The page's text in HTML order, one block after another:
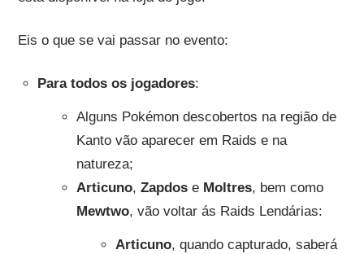
Eis o que se vai passar no evento:
Para todos os jogadores:
Alguns Pokémon descobertos na região de
Kanto vão aparecer em Raids e na
natureza;
Articuno, Zapdos e Moltres, bem como
Mewtwo, vão voltar ás Raids Lendárias:
Articuno, quando capturado, saberá